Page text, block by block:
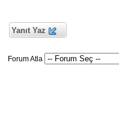
Yanıt Yaz
Forum Atla